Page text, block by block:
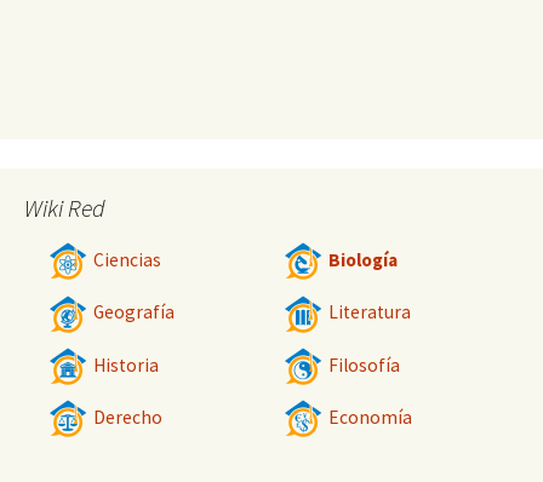
Wiki Red
Ciencias Biología
Geografía Literatura
Historia Filosofía
Derecho Economía